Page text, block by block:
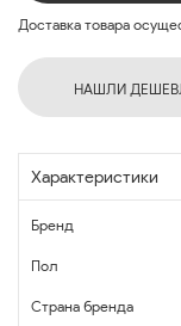
Доставка товара
НАШЛИ
Характеристики
Бренд
Пол
Страна бренда